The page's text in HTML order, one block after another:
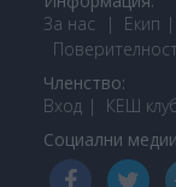
За нас
Екип
Поверителност
Членство:
Вход
КЕШ
Социални медии